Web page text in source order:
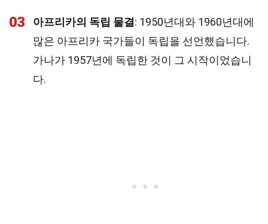
03 아프리카의 독립 물결 : 1950년대와 1960년대에
많은 아프리카 국가들이 독립을 선언했습니다.
가나가 1957년에 독립한 것이 그 시작이었습니
다.